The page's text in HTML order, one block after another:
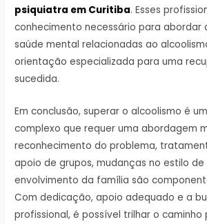
psiquiatra em Curitiba. Esses
conhecimento necessário para abordar
saúde mental relacionadas ao
orientação especializada para uma
sucedida.
Em conclusão, superar o alcoolismo é
complexo que requer uma abordagem
reconhecimento do problema,
apoio de grupos, mudanças no estilo de
envolvimento da família são
Com dedicação, apoio adequado e a
profissional, é possível trilhar o caminho